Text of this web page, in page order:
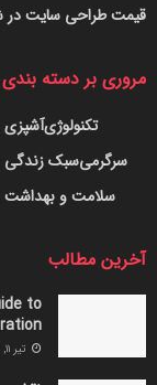
قیمت طراحی سایت در
مروری بر دسته بندی
آشپزیتکنولوژی
سبک زندگیسرگرمی
سلامت و بهداشت
آخرین مطالب
to
تیر ۱۱, ۱۴۰۵